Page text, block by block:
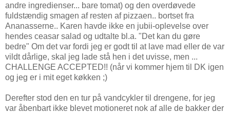
andre ingredienser... bare tomat) og den overdøvede
fuldstændig smagen af resten af pizzaen.. bortset fra
Ananasserne.. Karen havde ikke en jubii-oplevelse over
hendes ceasar salad og udtalte bl.a. "Det kan du gøre
bedre" Om det var fordi jeg er godt til at lave mad eller de var
vildt dårlige, skal jeg lade stå hen i det uvisse, men ...
CHALLENGE ACCEPTED!! (når vi kommer hjem til DK igen
og jeg er i mit eget køkken ;)
Derefter stod den en tur på vandcykler til drengene, for jeg
var åbenbart ikke blevet motioneret nok af alle de bakker der